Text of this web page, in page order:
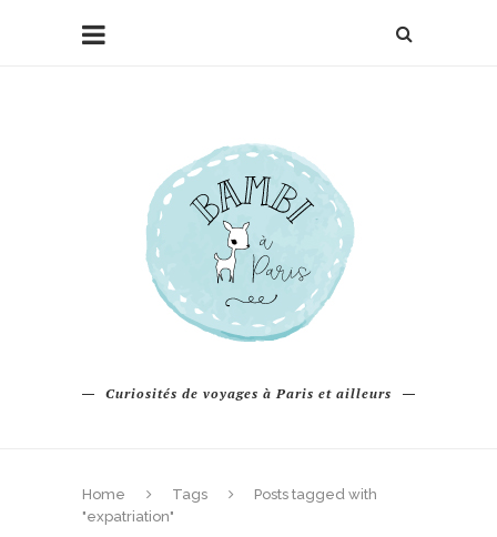
Curiosités de voyages à Paris et ailleurs
Home Tags
Posts tagged with
"expatriation"